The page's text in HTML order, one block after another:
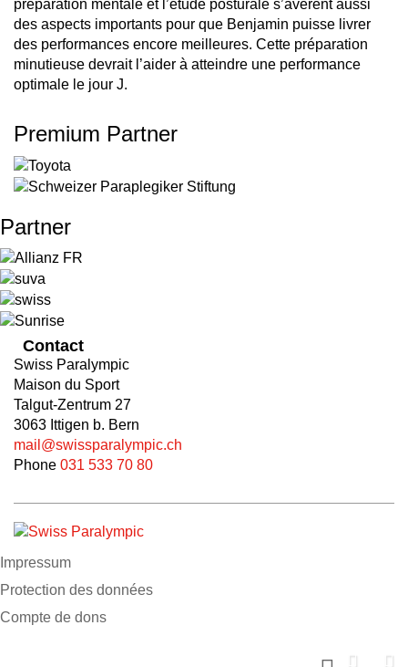
préparation mentale et l’étude posturale s’avèrent aussi
des aspects importants pour que Benjamin puisse livrer
des performances encore meilleures. Cette préparation
minutieuse devrait l’aider à atteindre une performance
optimale le jour J.
Premium Partner
Partner
Contact
Swiss Paralympic
Maison du Sport
Talgut-Zentrum 27
3063 Ittigen b. Bern
mail@swissparalympic.ch
Phone 031 533 70 80
Impressum
Protection des données
Compte de dons